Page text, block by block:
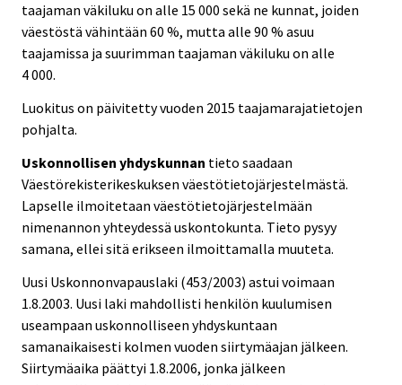
taajaman väkiluku on alle 15 000 sekä ne kunnat, joiden
väestöstä vähintään 60 %, mutta alle 90 % asuu
taajamissa ja suurimman taajaman väkiluku on alle
4 000.
Luokitus on päivitetty vuoden 2015 taajamarajatietojen
pohjalta.
Uskonnollisen yhdyskunnan tieto saadaan
Väestörekisterikeskuksen väestötietojärjestelmästä.
Lapselle ilmoitetaan väestötietojärjestelmään
nimenannon yhteydessä uskontokunta. Tieto pysyy
samana, ellei sitä erikseen ilmoittamalla muuteta.
Uusi Uskonnonvapauslaki (453/2003) astui voimaan
1.8.2003. Uusi laki mahdollisti henkilön kuulumisen
useampaan uskonnolliseen yhdyskuntaan
samanaikaisesti kolmen vuoden siirtymäajan jälkeen.
Siirtymäaika päättyi 1.8.2006, jonka jälkeen